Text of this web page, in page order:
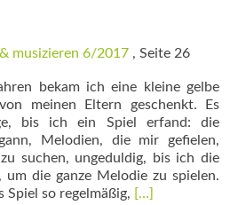
musizieren 6/2017 , Seite 26
bekam ich eine kleine gelbe
meinen Eltern geschenkt. Es
bis ich ein Spiel erfand: die
Melodien, die mir gefielen,
suchen, ungeduldig, bis ich die
um die ganze Melodie zu spielen.
Spiel so regelmäßig, Read
[…]